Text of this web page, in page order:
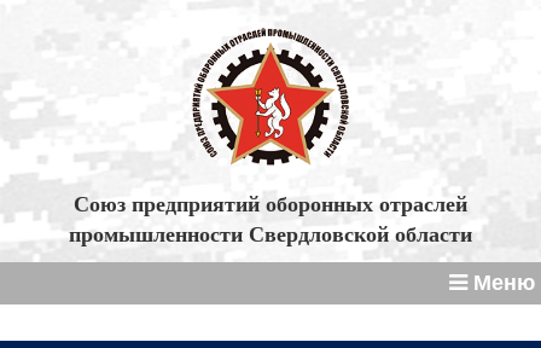
Союз предприятий оборонных отраслей
промышленности Свердловской области
Меню